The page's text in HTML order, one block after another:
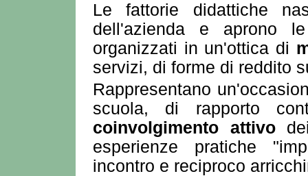
Le fattorie didattiche
dell'azienda e aprono
organizzati in un'ottica di
servizi, di forme di reddito
Rappresentano
scuola, di rapporto
coinvolgimento attivodei
esperienze pratiche
incontro e reciproco